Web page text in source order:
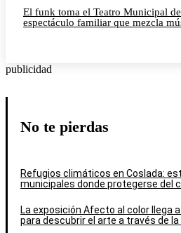
El funk toma el Teatro Municipal
espectáculo familiar que mezcla
publicidad
No te pierdas
Refugios climáticos en Coslada:
municipales donde protegerse del
La exposición Afecto al color llega
para descubrir el arte a través de